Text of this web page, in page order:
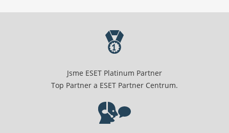
Jsme ESET Platinum Partner
Top Partner a ESET Partner Centrum.